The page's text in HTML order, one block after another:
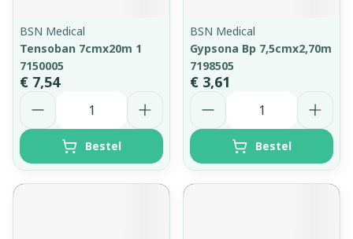
BSN Medical
Tensoban 7cmx20m 1
7150005
€ 7,54
Aantal
Bestel
BSN Medical
Gypsona Bp 7,5cmx2,70m
7198505
€ 3,61
Aantal
Bestel